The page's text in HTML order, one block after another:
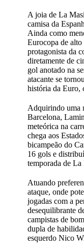
A joia de La
camisa da
Ainda como
Eurocopa de
protagonista da
diretamente de
gol anotado na
atacante se
história da Euro,
Adquirindo uma
Barcelona,
meteórica na
chega aos
bicampeão do
16 gols e
temporada de La
Atuando
ataque, onde
jogadas com a
desequilibrante
campistas de
dupla de
esquerdo Nico